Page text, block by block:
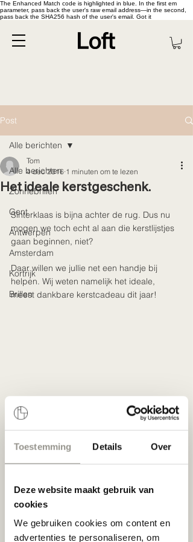
Toestemming Details Over
Deze website maakt gebruik van
cookies
We gebruiken cookies om content en
advertenties te personaliseren, om
The Enhanced Match code is highlighted in blue. In the first em
parameter, pass back the user's raw email address—in the second,
pass back the SHA256 hash of the user's email. Got it
Post
Alle berichten
Zonnebrillen
Gent
Antwerpen
Amsterdam
Kortrijk
Brillen
Alle berichten
Het ideale kerstgeschenk.
Tom
4 dec 2016 1 minuten om te lezen
Sinterklaas is bijna achter de rug. Dus nu
mogen we toch echt al aan die kerstlijstjes
gaan beginnen, niet?
Daar willen we jullie net een handje bij
helpen. Wij weten namelijk het ideale,
meest dankbare kerstcadeau dit jaar!
Wil je het veilig aanpakken? Dan is een
cadeaubon een absolute winner. De
het algemeen "ter waarde van een nieuwe
(zonne)bril. Dan regelen we alles erna. We
mooie etui. Zo heb je toch al iets leuks om